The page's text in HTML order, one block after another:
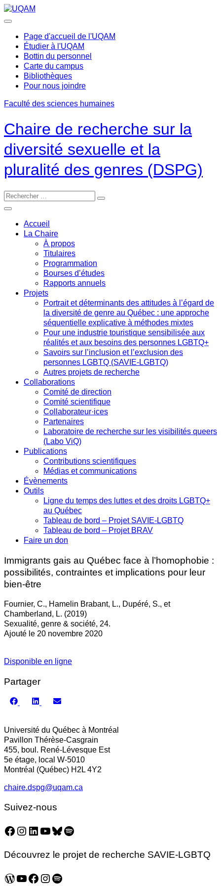
Passer
au
Page d'accueil de l'UQAM
Étudier à l'UQAM
Bottin du personnel
Carte du campus
Bibliothèques
Pour nous joindre
Faculté des sciences humaines
Chaire de recherche sur la
diversité sexuelle et la
pluralité des genres (DSPG)
Accueil
La Chaire
À propos
Titulaires
Programmation
Bourses d’études
Rapports annuels
Projets
Portrait et déterminants des attitudes à l’égard de
la diversité de genre au Québec : une approche
séquentielle explicative à méthodes mixtes
Pour une industrie touristique sensibilisée aux
réalités et aux besoins des personnes LGBTQ+
Savoirs sur l’inclusion et l’exclusion des
personnes LGBTQ (SAVIE-LGBTQ)
Autres projets de recherche
Collaborations
Comité de direction
Comité scientifique
Collaborateur·ices
Partenaires
Laboratoire de recherche sur les visibilités queers
(Labo ViQ)
Publications
Contributions scientifiques
Médias et communications
Évènements
Outils
Ligne du temps des luttes et des droits LGBTQ+
au Québec
Tableau de bord – Projet SAVIE-LGBTQ
Tableau de bord – Projet BRAV
Faire un don
Immigrants gais au Québec face à l’homophobie :
possibilités, contraintes et implications pour leur
bien-être
Fournier, C., Hamelin Brabant, L., Dupéré, S., et
Chamberland, L. (2019)
Sexualité, genre & société, 24.
Ajouté le 20 novembre 2020
Disponible en ligne
Partager
Share
ShareShare
Université du Québec à Montréal
Pavillon Thérèse-Casgrain
455, boul. René-Lévesque Est
5e étage, local W-5010
Montréal (Québec) H2L 4Y2
chaire.dspg@uqam.ca
Suivez-nous
Facebook
Instagram
LinkedIn
YouTube
Bluesky
Spotify
Découvrez le projet de recherche SAVIE-LGBTQ
WordPress
YouTube
Facebook
Instagram
Spotify